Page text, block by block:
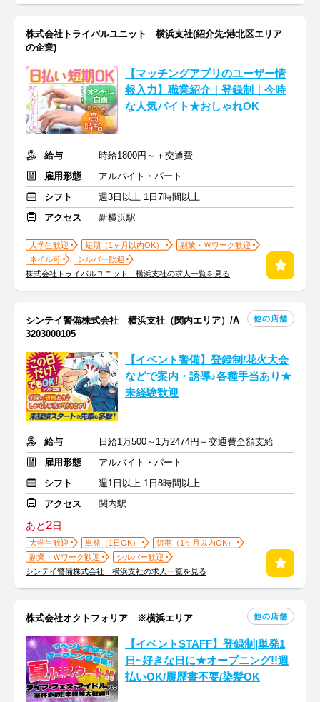
株式会社トライバルユニット 横浜支社(紹介先:港北区エリア
の企業)
【マッチングアプリのユーザー情
報入力】職業紹介｜登録制｜今時
な人気バイト★おしゃれOK
給与
時給1800円～＋交通費
雇用形態
アルバイト・パート
シフト
週3日以上 1日7時間以上
アクセス
新横浜駅
大学生歓迎 短期（1ヶ月以内OK）
副業・Ｗワーク歓迎
ネイル可
シルバー歓迎
株式会社トライバルユニット 横浜支社の求人一覧を見る
シンテイ警備株式会社 横浜支社（関内エリア）/A
3203000105
他の店舗
【イベント警備】登録制/花火大会
などで案内・誘導♪各種手当あり★
未経験歓迎
給与
日給1万500～1万2474円＋交通費全額支給
雇用形態
アルバイト・パート
シフト
週1日以上 1日8時間以上
アクセス
関内駅
あと 2日
大学生歓迎 単発（1日OK）
短期（1ヶ月以内OK）
副業・Ｗワーク歓迎
シルバー歓迎
シンテイ警備株式会社 横浜支社の求人一覧を見る
株式会社オクトフォリア ※横浜エリア 他の店舗
【イベントSTAFF】登録制|単発1
日~好きな日に★オープニング!!週
払いOK/履歴書不要/染髪OK